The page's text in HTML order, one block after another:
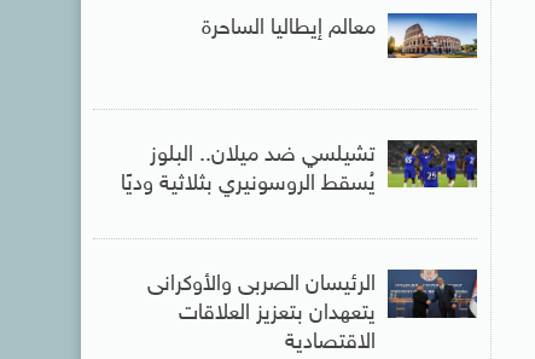
معالم إيطاليا الساحرة
تشيلسي ضد ميلان.. البلوز
يُسقط الروسونيري بثلاثية وديًا
الرئيسان الصربى والأوكرانى
يتعهدان بتعزيز العلاقات
الاقتصادية